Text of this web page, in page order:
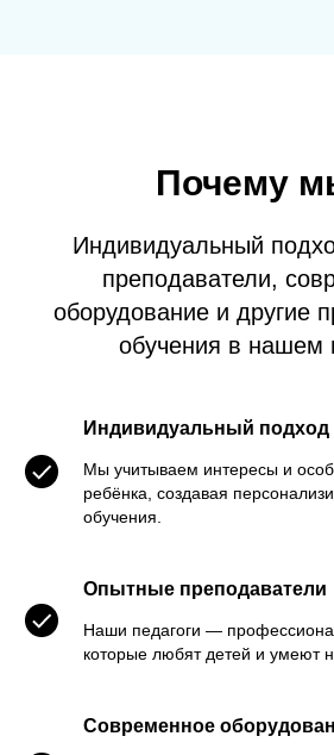
Почему
Индивидуальный
преподаватели,
оборудование и другие
обучения в нашем
Индивидуальный подход
Мы учитываем интересы и
ребёнка, создавая
обучения.
Опытные преподаватели
Наши педагоги —
которые любят детей и умеют
Современное